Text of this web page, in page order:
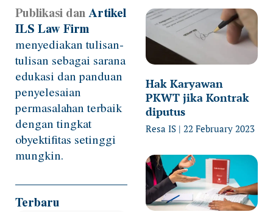
Publikasi danArtikel
ILS Law Firm
menyediakan tulisan-
tulisan sebagai sarana
edukasi dan panduan
penyelesaian
permasalahan terbaik
dengan tingkat
obyektifitas setinggi
mungkin.
Terbaru
Hak Karyawan
PKWT jika Kontrak
diputus
Resa IS 22 February 2023
Page Page PagePage